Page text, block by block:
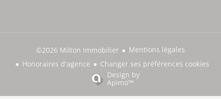
©2026 Milton Immobilier
Mentions légales
Honoraires d'agence
Changer ses préférences cookies
Design by
Apimo™